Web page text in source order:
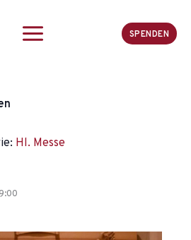
SPENDEN
Hl. Messe